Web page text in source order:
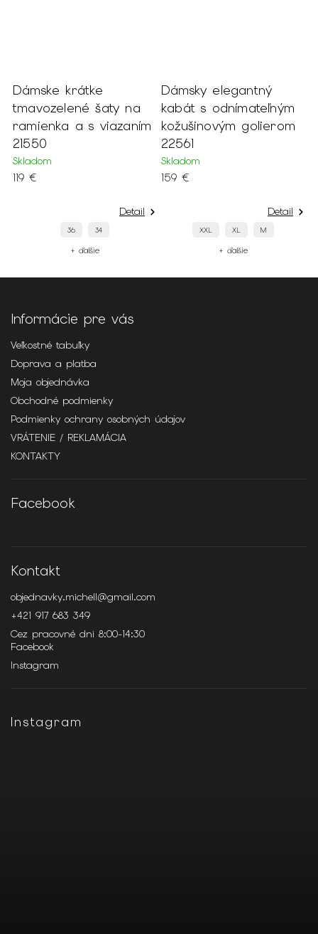
Dámske krátke
tmavozelené šaty na
ramienka a s viazaním
21550
Skladom
119 €
Detail
36 34
+ ďalšie
Dámsky elegantný
kabát s odnímateľným
kožušinovým golierom
22561
Skladom
159 €
Detail
XXL XL M
+ ďalšie
Informácie pre vás
Veľkostné tabuľky
Doprava a platba
Moja objednávka
Obchodné podmienky
Podmienky ochrany osobných údajov
VRÁTENIE / REKLAMÁCIA
KONTAKTY
Facebook
Kontakt
objednavky.michell@gmail.com
+421 917 683 349
Cez pracovné dni 8:00-14:30
Facebook
Instagram
Instagram